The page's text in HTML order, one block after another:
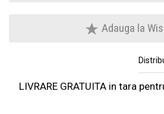
Adauga la
LIVRARE GRATUITA in tara